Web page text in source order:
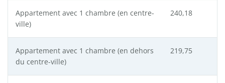
Appartement avec 1 chambre (en centre-
ville)
240,18
Appartement avec 1 chambre (en dehors
du centre-ville)
219,75